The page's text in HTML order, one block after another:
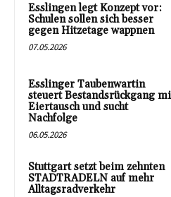
Esslingen legt Konzept vor:
Schulen sollen sich besser
gegen Hitzetage wappnen
07.05.2026
Esslinger Taubenwartin
steuert Bestandsrückgang
Eiertausch und sucht
Nachfolge
06.05.2026
Stuttgart setzt beim zehnten
STADTRADELN auf mehr
Alltagsradverkehr